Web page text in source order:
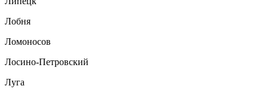
Лобня
Ломоносов
Лосино-Петровский
Луга